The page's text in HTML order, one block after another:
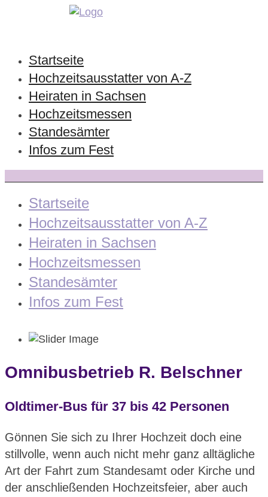
Startseite
Hochzeitsausstatter von A-Z
Heiraten in Sachsen
Hochzeitsmessen
Standesämter
Infos zum Fest
Startseite
Hochzeitsausstatter von A-Z
Heiraten in Sachsen
Hochzeitsmessen
Standesämter
Infos zum Fest
Omnibusbetrieb R. Belschner
Oldtimer-Bus für 37 bis 42 Personen
Gönnen Sie sich zu Ihrer Hochzeit doch eine
stillvolle, wenn auch nicht mehr ganz alltägliche
Art der Fahrt zum Standesamt oder Kirche und
der anschließenden Hochzeitsfeier, aber auch